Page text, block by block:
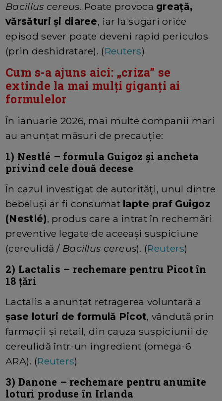
Bacillus cereus. Poate provoca greață,
vărsături și diaree, iar la sugari orice
episod sever poate deveni rapid periculos
(prin deshidratare). (Reuters)
Cum s-a ajuns aici: „criza” se
extinde la mai mulți giganți ai
formulelor
În ianuarie 2026, mai multe companii mari
au anunțat măsuri de precauție:
1) Nestlé – formula Guigoz și ancheta
privind cele două decese
În cazul investigat de autorități, unul dintre
bebeluși ar fi consumat lapte praf Guigoz
(Nestlé), produs care a intrat în rechemări
preventive legate de aceeași suspiciune
(cereulidă / Bacillus cereus). (Reuters)
2) Lactalis – rechemare pentru Picot în
18 țări
Lactalis a anunțat retragerea voluntară a
șase loturi de formulă Picot, vândută prin
farmacii și retail, din cauza suspiciunii de
cereulidă într-un ingredient (omega-6
ARA). (Reuters)
3) Danone – rechemare pentru anumite
loturi produse în Irlanda